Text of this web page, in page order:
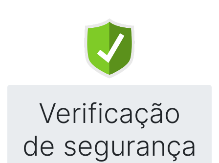
Verificação
de segurança